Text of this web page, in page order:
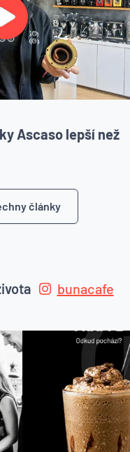
Ascaso lepší než
články
bunacafe